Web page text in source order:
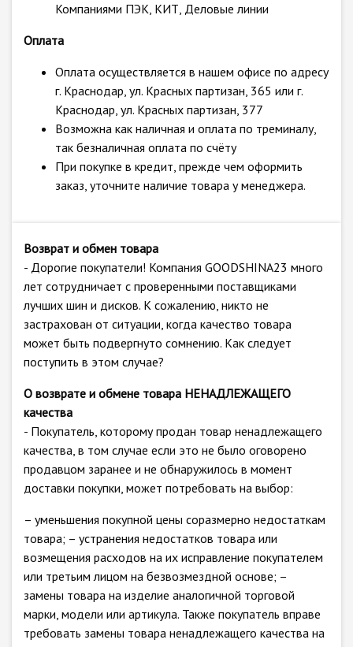
Компаниями ПЭК, КИТ, Деловые линии
Оплата
Оплата осуществляется в нашем офисе по адресу
г. Краснодар, ул. Красных партизан, 365 или г.
Краснодар, ул. Красных партизан, 377
Возможна как наличная и оплата по треминалу,
так безналичная оплата по счёту
При покупке в кредит, прежде чем оформить
заказ, уточните наличие товара у менеджера.
Возврат и обмен товара
- Дорогие покупатели! Компания GOODSHINA23 много
лет сотрудничает с проверенными поставщиками
лучших шин и дисков. К сожалению, никто не
застрахован от ситуации, когда качество товара
может быть подвергнуто сомнению. Как следует
поступить в этом случае?
О возврате и обмене товара НЕНАДЛЕЖАЩЕГО
качества
- Покупатель, которому продан товар ненадлежащего
качества, в том случае если это не было оговорено
продавцом заранее и не обнаружилось в момент
доставки покупки, может потребовать на выбор:
– уменьшения покупной цены соразмерно недостаткам
товара; – устранения недостатков товара или
возмещения расходов на их исправление покупателем
или третьим лицом на безвозмездной основе; –
замены товара на изделие аналогичной торговой
марки, модели или артикула. Также покупатель вправе
требовать замены товара ненадлежащего качества на